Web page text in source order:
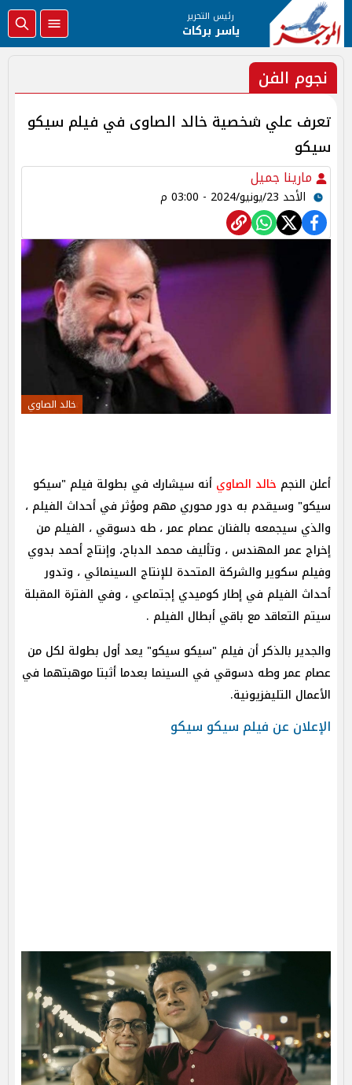
رئيس التحرير
ياسر بركات
نجوم الفن
تعرف علي شخصية خالد الصاوى في فيلم سيكو
سيكو
مارينا جميل
الأحد 23/يونيو/2024 - 03:00 م
خالد الصاوي
أعلن النجم خالد الصاوي أنه سيشارك في بطولة فيلم "سيكو
سيكو" وسيقدم به دور محوري مهم ومؤثر في أحداث الفيلم ،
والذي سيجمعه بالفنان عصام عمر ، طه دسوقي ، الفيلم من
إخراج عمر المهندس ، وتأليف محمد الدباح، وإنتاج أحمد بدوي
وفيلم سكوير والشركة المتحدة للإنتاج السينمائي ، وتدور
أحداث الفيلم في إطار كوميدي إجتماعي ، وفي الفترة المقبلة
سيتم التعاقد مع باقي أبطال الفيلم .
والجدير بالذكر أن فيلم "سيكو سيكو" يعد أول بطولة لكل من
عصام عمر وطه دسوقي في السينما بعدما أثبتا موهبتهما في
الأعمال التليفزيونية.
الإعلان عن فيلم سيكو سيكو